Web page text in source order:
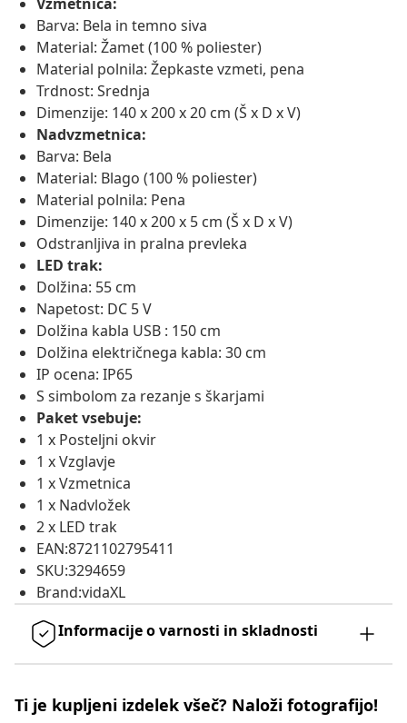
Barva: Bela in temno siva
Material: Žamet (100 % poliester)
Material polnila: Žepkaste vzmeti, pena
Trdnost: Srednja
Dimenzije: 140 x 200 x 20 cm (Š x D x V)
Nadvzmetnica:
Barva: Bela
Material: Blago (100 % poliester)
Material polnila: Pena
Dimenzije: 140 x 200 x 5 cm (Š x D x V)
Odstranljiva in pralna prevleka
LED trak:
Dolžina: 55 cm
Napetost: DC 5 V
Dolžina kabla USB : 150 cm
Dolžina električnega kabla: 30 cm
IP ocena: IP65
S simbolom za rezanje s škarjami
Paket vsebuje:
1 x Posteljni okvir
1 x Vzglavje
1 x Vzmetnica
1 x Nadvložek
2 x LED trak
EAN:8721102795411
SKU:3294659
Brand:vidaXL
Informacije o varnosti in skladnosti
Ti je kupljeni izdelek všeč? Naloži fotografijo!